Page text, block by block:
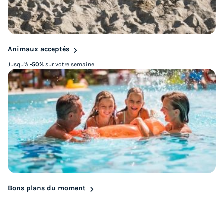
Animaux acceptés
Jusqu'à -50% sur votre semaine
Bons plans du moment